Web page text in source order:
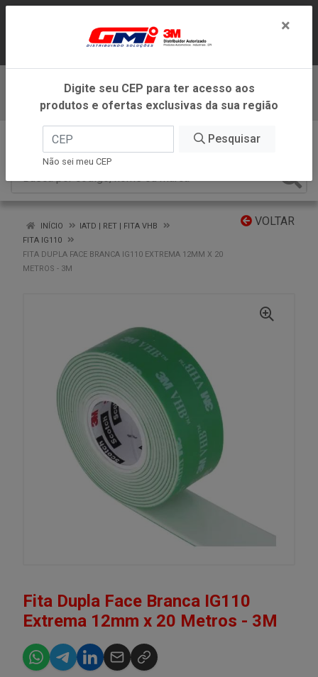
ATENDIMENTO DENTRO DO ESTADO DE
MINAS GERAIS.
Baixe já nosso APP
VOLTAR
INÍCIO
IATD | RET | FITA VHB
FITA IG110
FITA DUPLA FACE BRANCA IG110 EXTREMA 12MM X 20
METROS - 3M
Fita Dupla Face Branca IG110
Extrema 12mm x 20 Metros - 3M
×
Digite seu CEP para ter acesso aos
produtos e ofertas exclusivas da sua região
Pesquisar
Não sei meu CEP